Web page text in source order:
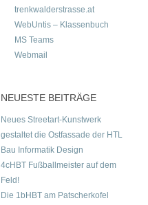
trenkwalderstrasse.at
WebUntis – Klassenbuch
MS Teams
Webmail
NEUESTE BEITRÄGE
Neues Streetart-Kunstwerk
gestaltet die Ostfassade der HTL
Bau Informatik Design
4cHBT Fußballmeister auf dem
Feld!
Die 1bHBT am Patscherkofel